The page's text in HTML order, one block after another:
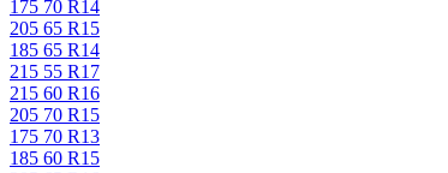
175 70 R14
205 65 R15
185 65 R14
215 55 R17
215 60 R16
205 70 R15
175 70 R13
185 60 R15